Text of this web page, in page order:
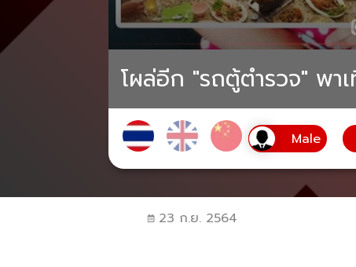
โผล่อีก "รถตู้ตำรวจ" พา
23 ก.ย. 2564